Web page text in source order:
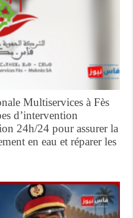
Multiservices à Fès
d’intervention
24h/24 pour assurer la
en eau et réparer les